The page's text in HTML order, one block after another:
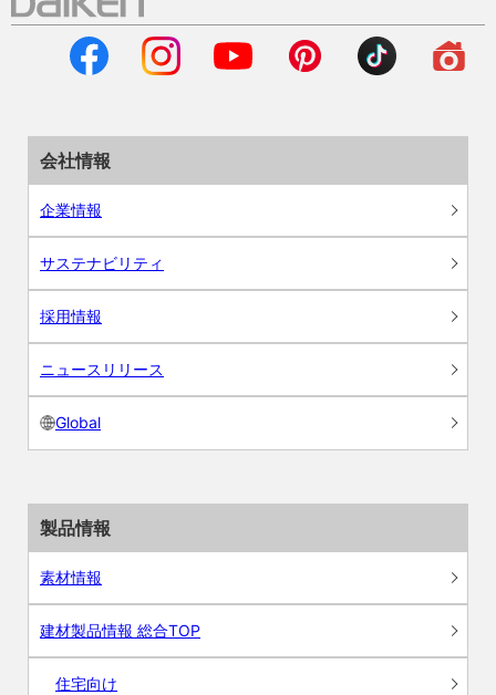
会社情報
企業情報
サステナビリティ
採用情報
ニュースリリース
Global
製品情報
素材情報
建材製品情報 総合TOP
住宅向け